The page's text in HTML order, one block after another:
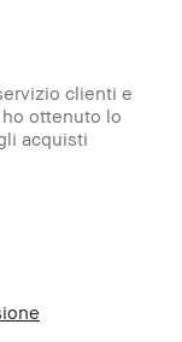
clienti e
ottenuto lo
acquisti